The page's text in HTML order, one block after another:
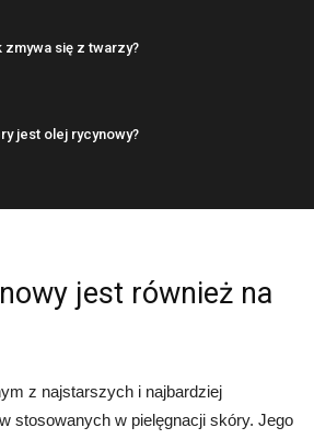
zmywa się z twarzy?
jest olej rycynowy?
jest również na
z najstarszych i najbardziej
stosowanych w pielęgnacji skóry. Jego